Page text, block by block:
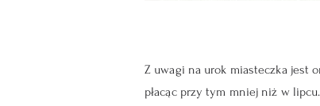
Z uwagi na urok miasteczka jest
płacąc przy tym mniej niż w